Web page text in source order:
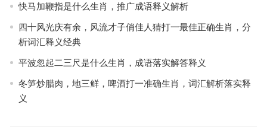
快马加鞭指是什么生肖，推广成语释义解析
四十风光庆有余，风流才子俏佳人猜打一最佳正确生肖，分
析词汇释义经典
平波忽起二三尺是什么生肖，成语落实解答释义
冬笋炒腊肉，地三鲜，啤酒打一准确生肖，词汇解析落实释
义